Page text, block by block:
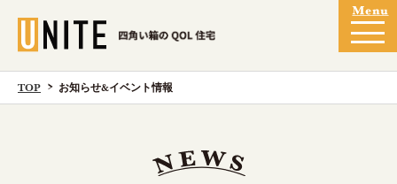
TOP お知らせ&イベント情報